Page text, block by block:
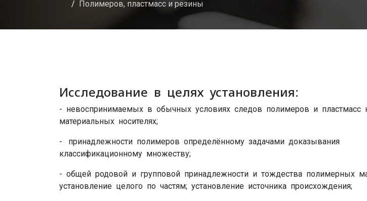
Полимеров, пластмасс и резины
Исследование в целях установления:
- невоспринимаемых в обычных условиях следов полимеров и пластмасс
материальных носителях;
- принадлежности полимеров определённому задачами доказывания
классификационному множеству;
- общей родовой и групповой принадлежности и тождества полимерных
установление целого по частям; установление источника происхождения;